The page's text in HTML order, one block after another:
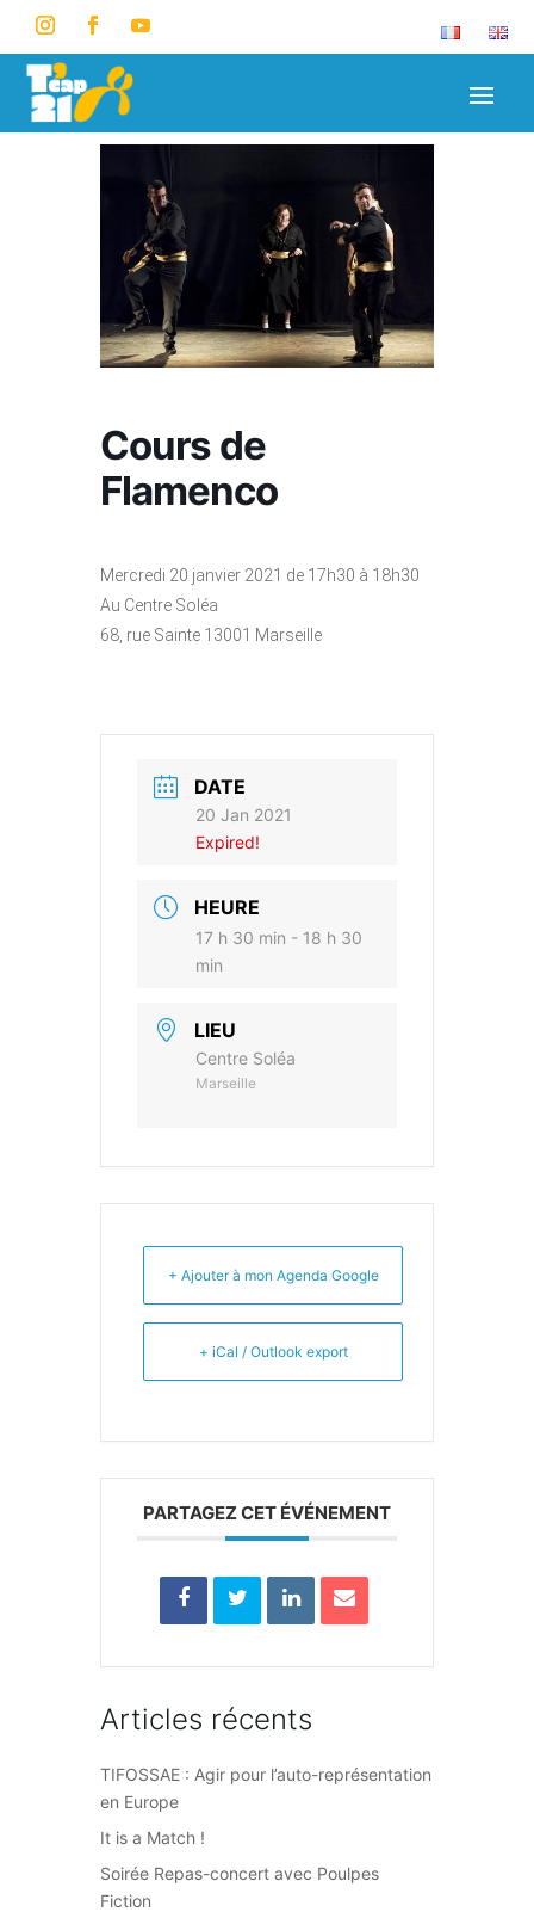
Cours de
Flamenco
Mercredi 20 janvier 2021 de 17h30 à 18h30
Au Centre Soléa
68, rue Sainte 13001 Marseille
DATE
20 Jan 2021
Expired!
HEURE
17 h 30 min - 18 h 30
min
LIEU
Centre Soléa
Marseille
+ Ajouter à mon Agenda Google
+ iCal / Outlook export
PARTAGEZ CET ÉVÉNEMENT
Articles récents
TIFOSSAE : Agir pour l’auto-représentation
en Europe
It is a Match !
Soirée Repas-concert avec Poulpes
Fiction